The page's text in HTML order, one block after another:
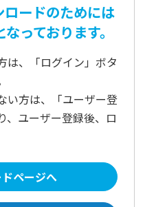
ードのためには
っております。
、
「ログイン」ボタ
方は、
「ユーザー登
、ユーザー登録後、ロ
ページへ